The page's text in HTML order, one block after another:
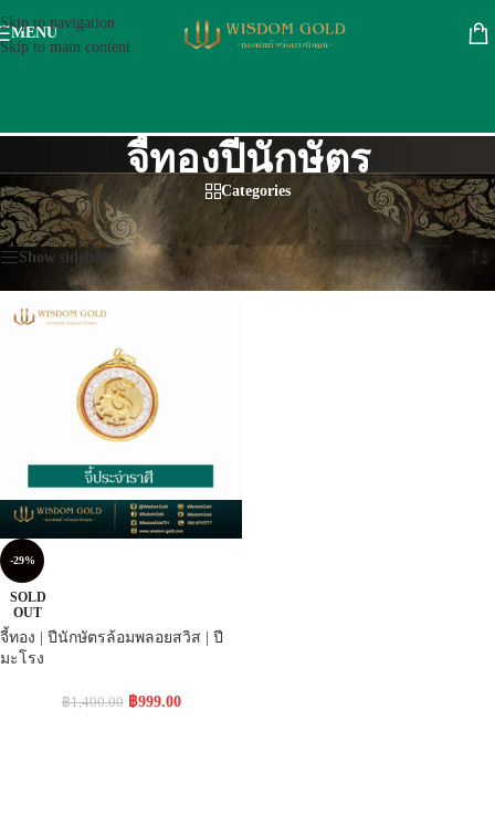
Skip to navigation
Skip to main content
MENU
จี้ทองปีนักษัตร
Categories
หน้าหลัก/ทอง 90 %/ จี้ทองปีนักษัตร แสดง 1 รายการ
Show sidebar
-29%
SOLD
OUT
จี้ทอง | ปีนักษัตรล้อมพลอยสวิส | ปี
มะโรง
฿1,400.00 ฿999.00